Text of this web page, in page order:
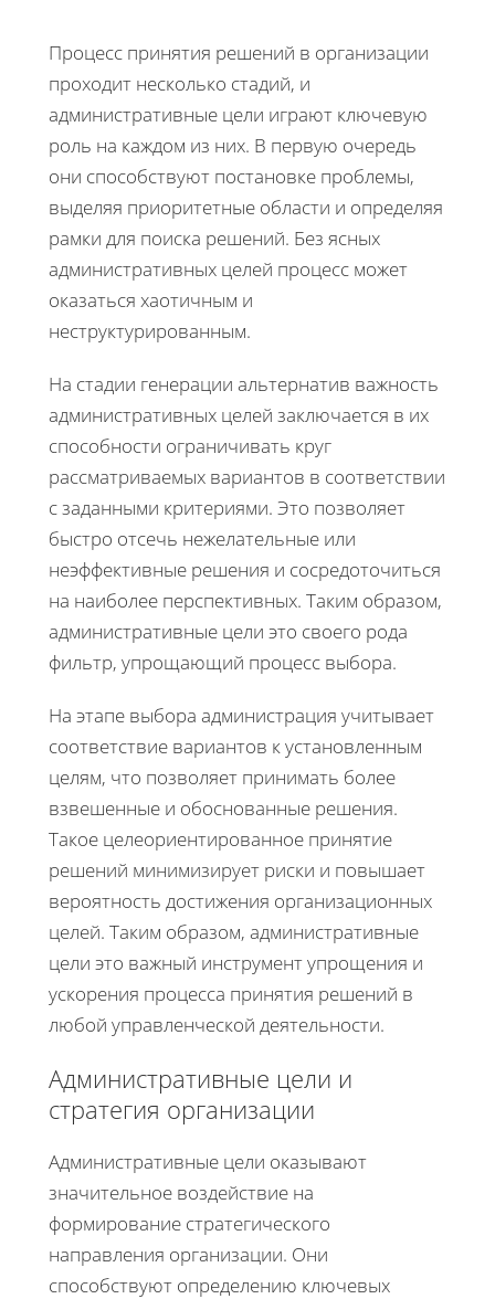
Процесс принятия решений в организации
проходит несколько стадий, и
административные цели играют ключевую
роль на каждом из них. В первую очередь
они способствуют постановке проблемы,
выделяя приоритетные области и определяя
рамки для поиска решений. Без ясных
административных целей процесс может
оказаться хаотичным и
неструктурированным.
На стадии генерации альтернатив важность
административных целей заключается в их
способности ограничивать круг
рассматриваемых вариантов в соответствии
с заданными критериями. Это позволяет
быстро отсечь нежелательные или
неэффективные решения и сосредоточиться
на наиболее перспективных. Таким образом,
административные цели это своего рода
фильтр, упрощающий процесс выбора.
На этапе выбора администрация учитывает
соответствие вариантов к установленным
целям, что позволяет принимать более
взвешенные и обоснованные решения.
Такое целеориентированное принятие
решений минимизирует риски и повышает
вероятность достижения организационных
целей. Таким образом, административные
цели это важный инструмент упрощения и
ускорения процесса принятия решений в
любой управленческой деятельности.
Административные цели и
стратегия организации
Административные цели оказывают
значительное воздействие на
формирование стратегического
направления организации. Они
способствуют определению ключевых